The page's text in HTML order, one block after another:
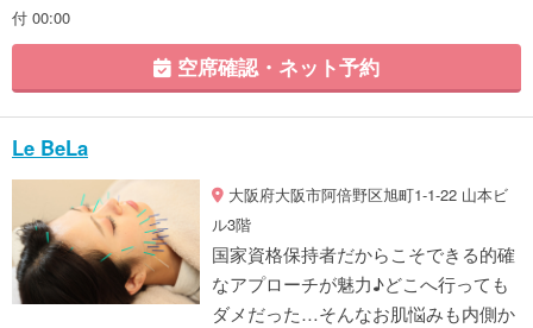
付 00:00
空席確認・ネット予約
Le BeLa
大阪府大阪市阿倍野区旭町1-1-22 山本ビ
ル3階
国家資格保持者だからこそできる的確
なアプローチが魅力♪どこへ行っても
ダメだった…そんなお肌悩みも内側か